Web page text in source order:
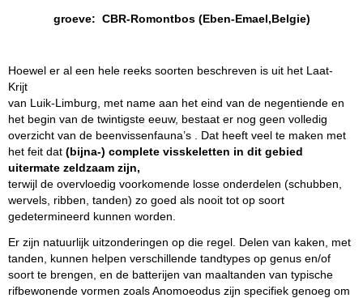
groeve: CBR-Romontbos (Eben-Emael,Belgie)
Hoewel er al een hele reeks soorten beschreven is uit het Laat-
Krijt
van Luik-Limburg, met name aan het eind van de negentiende en
het begin van de twintigste eeuw, bestaat er nog geen volledig
overzicht van de beenvissenfauna’s . Dat heeft veel te maken met
het feit dat (bijna-) complete visskeletten in dit gebied
uitermate zeldzaam zijn,
terwijl de overvloedig voorkomende losse onderdelen (schubben,
wervels, ribben, tanden) zo goed als nooit tot op soort
gedetermineerd kunnen worden.
Er zijn natuurlijk uitzonderingen op die regel. Delen van kaken, met
tanden, kunnen helpen verschillende tandtypes op genus en/of
soort te brengen, en de batterijen van maaltanden van typische
rifbewonende vormen zoals Anomoeodus zijn specifiek genoeg om